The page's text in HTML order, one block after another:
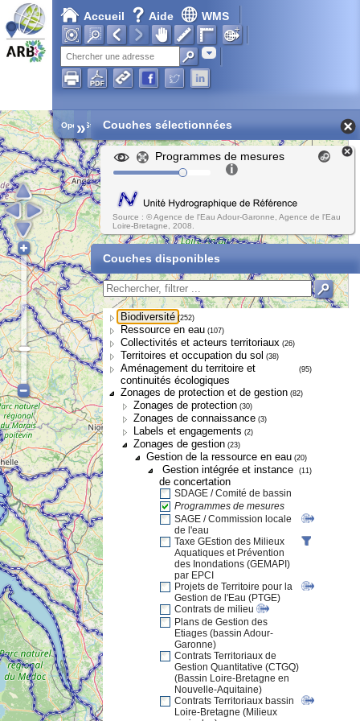
Accueil Aide WMS
Adresse
Open Street Map
» Couches sélectionnées
Programmes de mesures
Source : © Agence de l'Eau Adour-Garonne, Agence de l'Eau
Loire-Bretagne, 2008.
Couches disponibles
Biodiversité (252)
Ressource en eau (107)
Collectivités et acteurs territoriaux (26)
Territoires et occupation du sol (38)
Aménagement du territoire et
continuités écologiques
(95)
Zonages de protection et de gestion (82)
Zonages de protection (30)
Zonages de connaissance (3)
Labels et engagements (2)
Zonages de gestion (23)
Gestion de la ressource en eau (20)
Gestion intégrée et instance
de concertation
(11)
SDAGE / Comité de bassin
Programmes de mesures
SAGE / Commission locale
de l'eau
Taxe GEstion des Milieux
Aquatiques et Prévention
des Inondations (GEMAPI)
par EPCI
Projets de Territoire pour la
Gestion de l'Eau (PTGE)
Contrats de milieu
Plans de Gestion des
Etiages (bassin Adour-
Garonne)
Contrats Territoriaux de
Gestion Quantitative (CTGQ)
(Bassin Loire-Bretagne en
Nouvelle-Aquitaine)
Contrats Territoriaux bassin
Loire-Bretagne (Milieux